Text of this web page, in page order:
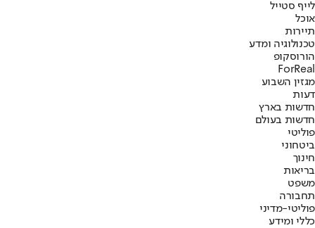
לייף סטייל
אוכל
תיירות
טכנולוגיה ומדע
הורוסקופ
ForReal
מגזין השבוע
דעות
חדשות בארץ
חדשות בעולם
פוליטי
ביטחוני
חינוך
בריאות
משפט
תחבורה
פוליטי-מדיני
כללי ומידע